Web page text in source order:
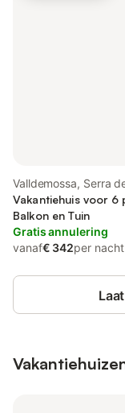
Valldemossa, Serra
Vakantiehuis voor 6
Balkon en Tuin
Gratis annulering
vanaf€ 342per nacht